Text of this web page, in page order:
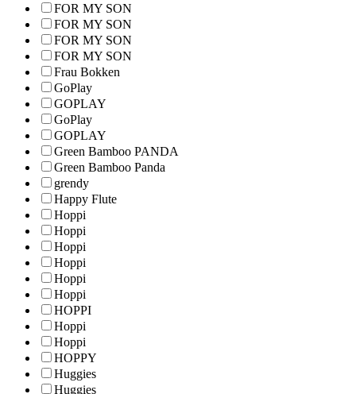
FOR MY SON
FOR MY SON
FOR MY SON
FOR MY SON
Frau Bokken
GoPlay
GOPLAY
GoPlay
GOPLAY
Green Bamboo PANDA
Green Bamboo Panda
grendy
Happy Flute
Hoppi
Hoppi
Hoppi
Hoppi
Hoppi
Hoppi
HOPPI
Hoppi
Hoppi
HOPPY
Huggies
Huggies